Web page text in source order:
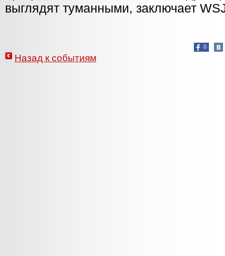
выглядят туманными, заключает
0
Назад к событиям